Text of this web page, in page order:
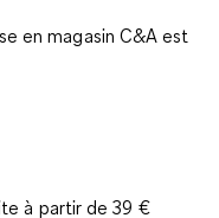
en magasin C&A est
à partir de 39 €